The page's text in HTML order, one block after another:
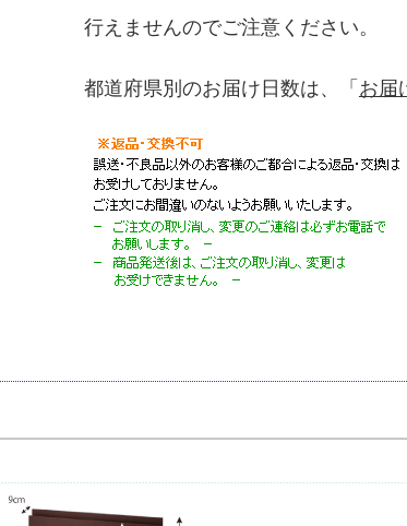
行えませんのでご注意ください。
都道府県別のお届け日数は、「 お届